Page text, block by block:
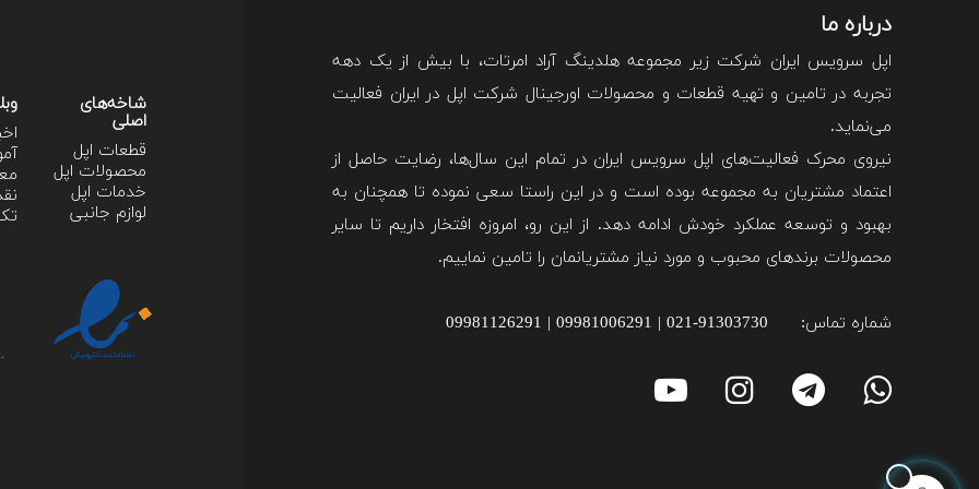
درباره ما
اپل سرویس ایران شرکت زیر مجموعه هلدینگ آراد امرتات، با بیش از یک دهه
تجربه در تامین و تهیه قطعات و محصولات اورجینال شرکت اپل در ایران فعالیت
می‌نماید.
نیروی محرک فعالیت‌های اپل سرویس ایران در تمام این سال‌ها، رضایت حاصل از
اعتماد مشتریان به مجموعه بوده است و در این راستا سعی نموده تا همچنان به
بهبود و توسعه عملکرد خودش ادامه دهد. از این رو، امروزه افتخار داریم تا سایر
محصولات برند‌های محبوب و مورد نیاز مشتریانمان را تامین نماییم.
شماره تماس: 021-91303730 | 09981006291 | 09981126291
شاخه‌های
اصلی
قطعات اپل
محصولات اپل
خدمات اپل
لوازم جانبی